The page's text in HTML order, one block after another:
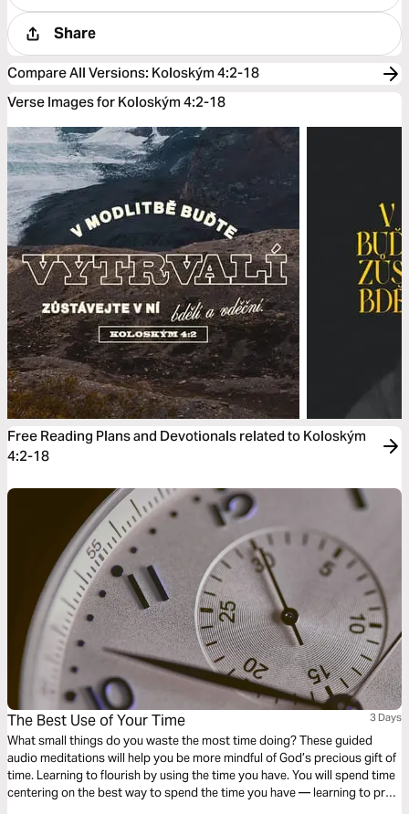
Share
Compare All Versions: Koloským 4:2-18
Verse Images for Koloským 4:2-18
Free Reading Plans and Devotionals related to Koloským
4:2-18
The Best Use of Your Time 3 Days
What small things do you waste the most time doing? These guided
audio meditations will help you be more mindful of God’s precious gift of
time. Learning to flourish by using the time you have. You will spend time
centering on the best way to spend the time you have — learning to pray